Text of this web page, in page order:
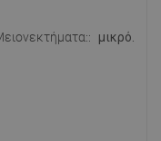
μικρό.